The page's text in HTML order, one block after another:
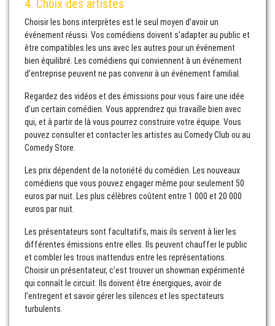
4. Choix des artistes
Choisir les bons interprètes est le seul moyen d’avoir un
événement réussi. Vos comédiens doivent s’adapter au public et
être compatibles les uns avec les autres pour un événement
bien équilibré. Les comédiens qui conviennent à un événement
d’entreprise peuvent ne pas convenir à un événement familial.
Regardez des vidéos et des émissions pour vous faire une idée
d’un certain comédien. Vous apprendrez qui travaille bien avec
qui, et à partir de là vous pourrez construire votre équipe. Vous
pouvez consulter et contacter les artistes au Comedy Club ou au
Comedy Store.
Les prix dépendent de la notoriété du comédien. Les nouveaux
comédiens que vous pouvez engager même pour seulement 50
euros par nuit. Les plus célèbres coûtent entre 1 000 et 20 000
euros par nuit.
Les présentateurs sont facultatifs, mais ils servent à lier les
différentes émissions entre elles. Ils peuvent chauffer le public
et combler les trous inattendus entre les représentations.
Choisir un présentateur, c’est trouver un showman expérimenté
qui connaît le circuit. Ils doivent être énergiques, avoir de
l’entregent et savoir gérer les silences et les spectateurs
turbulents.